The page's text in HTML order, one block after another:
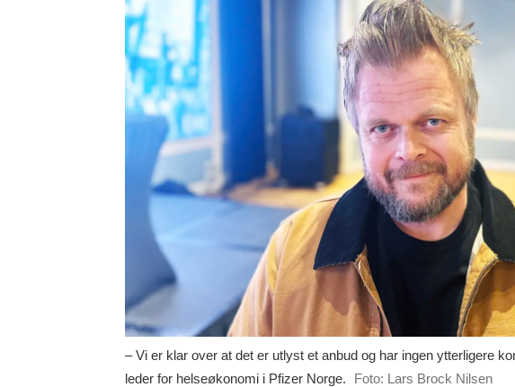
– Vi er klar over at det er utlyst et anbud og har ingen ytterligere
leder for helseøkonomi i Pfizer Norge.
Foto: Lars Brock Nilsen